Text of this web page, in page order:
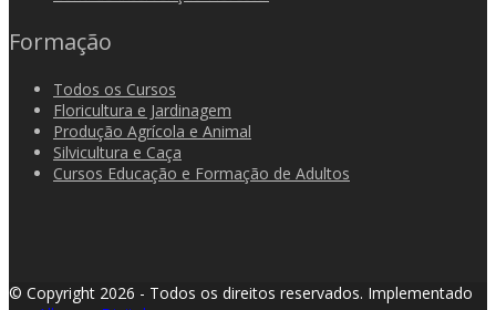
Formação
Todos os Cursos
Floricultura e Jardinagem
Produção Agrícola e Animal
Silvicultura e Caça
Cursos Educação e Formação de Adultos
© Copyright 2026 - Todos os direitos reservados. Implementado